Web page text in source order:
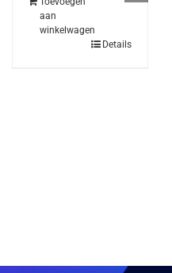
aan
winkelwagen
Details